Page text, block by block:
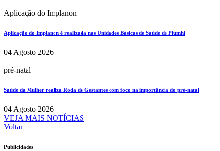
Aplicação do Implanon
Aplicação do Implanon é realizada nas Unidades Básicas de Saúde de Piumhi
04 Agosto 2026
pré-natal
Saúde da Mulher realiza Roda de Gestantes com foco na importância do pré-natal
04 Agosto 2026
VEJA MAIS NOTÍCIAS
Voltar
Publicidades